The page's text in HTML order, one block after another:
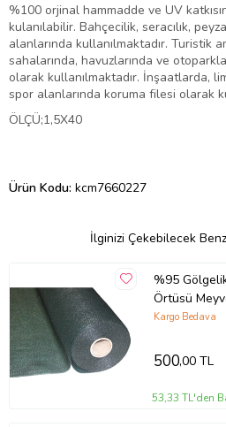
%100 orjinal hammadde ve UV
kulanılabilir. Bahçecilik, seracılık,
alanlarında kullanılmaktadır. Turistik
sahalarında, havuzlarında ve
olarak kullanılmaktadır. İnşaatlarda,
spor alanlarında koruma filesi olarak
ÖLÇÜ;1,5X40
Ürün Kodu: kcm7660227
İlginizi Çekebilecek
%95
Örtüsü
Renkli)
Kargo Bedava
500,00 TL
53,33 TL'den